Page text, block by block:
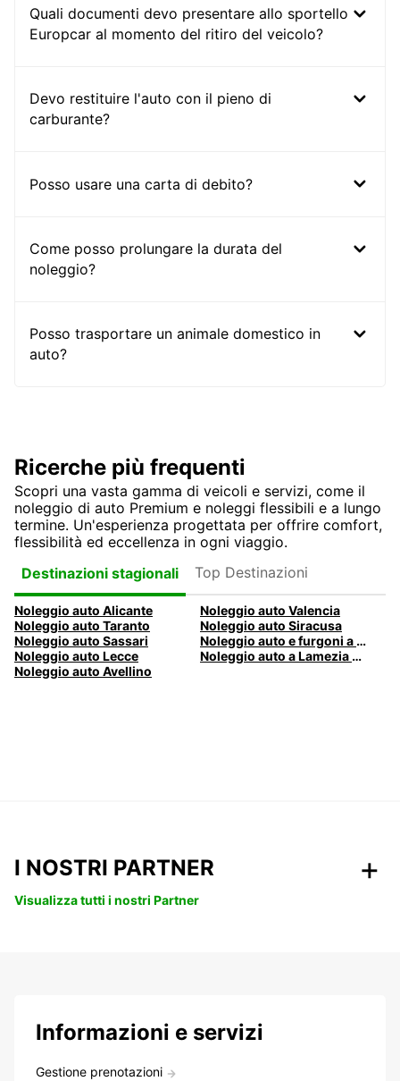
Quali documenti devo presentare allo sportello
Europcar al momento del ritiro del veicolo?
Devo restituire l'auto con il pieno di
carburante?
Posso usare una carta di debito?
Come posso prolungare la durata del
noleggio?
Posso trasportare un animale domestico in
auto?
Ricerche più frequenti
Scopri una vasta gamma di veicoli e servizi, come il
noleggio di auto Premium e noleggi flessibili e a lungo
termine. Un'esperienza progettata per offrire comfort,
flessibilità ed eccellenza in ogni viaggio.
Destinazioni stagionali
Top Destinazioni
Noleggio auto Alicante
Noleggio auto Valencia
Noleggio auto Taranto
Noleggio auto Siracusa
Noleggio auto Sassari
Noleggio auto e furgoni a Pescara
Noleggio auto Lecce
Noleggio auto a Lamezia Terme, Italia
Noleggio auto Avellino
I NOSTRI PARTNER
Visualizza tutti i nostri Partner
Informazioni e servizi
Gestione prenotazioni